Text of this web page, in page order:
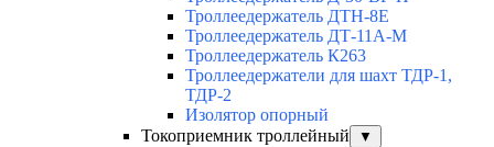
Троллеедержатель ДТН-8Е
Троллеедержатель ДТ-11А-М
Троллеедержатель К263
Троллеедержатели для шахт ТДР-1,
ТДР-2
Изолятор опорный
Токоприемник троллейный
▼